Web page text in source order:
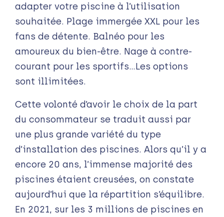
adapter votre piscine à l’utilisation
souhaitée. Plage immergée XXL pour les
fans de détente. Balnéo pour les
amoureux du bien-être. Nage à contre-
courant pour les sportifs…Les options
sont illimitées.
Cette volonté d’avoir le choix de la part
du consommateur se traduit aussi par
une plus grande variété du type
d’installation des piscines. Alors qu’il y a
encore 20 ans, l’immense majorité des
piscines étaient creusées, on constate
aujourd’hui que la répartition s’équilibre.
En 2021, sur les 3 millions de piscines en